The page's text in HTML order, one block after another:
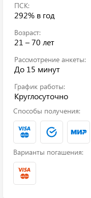
ПСК:
292% в год
Возраст:
21 – 70 лет
Рассмотрение анкеты:
До 15 минут
График работы:
Круглосуточно
Способы получения:
Варианты погашения: